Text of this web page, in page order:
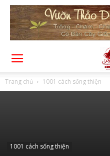
Trang chủ 1001 cách sống thiện
1001 cách sống thiện